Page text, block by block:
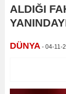
ALDIĞI
DÜNYA - 04-11-